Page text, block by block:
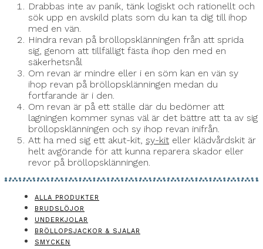
Drabbas inte av panik, tänk logiskt och rationellt och
sök upp en avskild plats som du kan ta dig till ihop
med en vän.
Hindra revan på bröllopsklänningen från att sprida
sig, genom att tillfälligt fästa ihop den med en
säkerhetsnål
Om revan är mindre eller i en söm kan en vän sy
ihop revan på bröllopsklänningen medan du
fortfarande är i den.
Om revan är på ett ställe där du bedömer att
lagningen kommer synas väl är det bättre att ta av sig
bröllopsklänningen och sy ihop revan inifrån.
Att ha med sig ett akut-kit, sy-kit eller klädvårdskit är
helt avgörande för att kunna reparera skador eller
revor på bröllopsklänningen.
ALLA PRODUKTER
BRUDSLÖJOR
UNDERKJOLAR
BRÖLLOPSJACKOR & SJALAR
SMYCKEN